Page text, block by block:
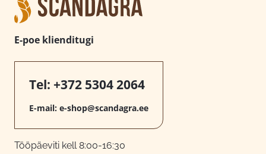
E-poe klienditugi
Tel: +372 5304 2064
E-mail: e-shop@scandagra.ee
Tööpäeviti kell 8:00-16:30